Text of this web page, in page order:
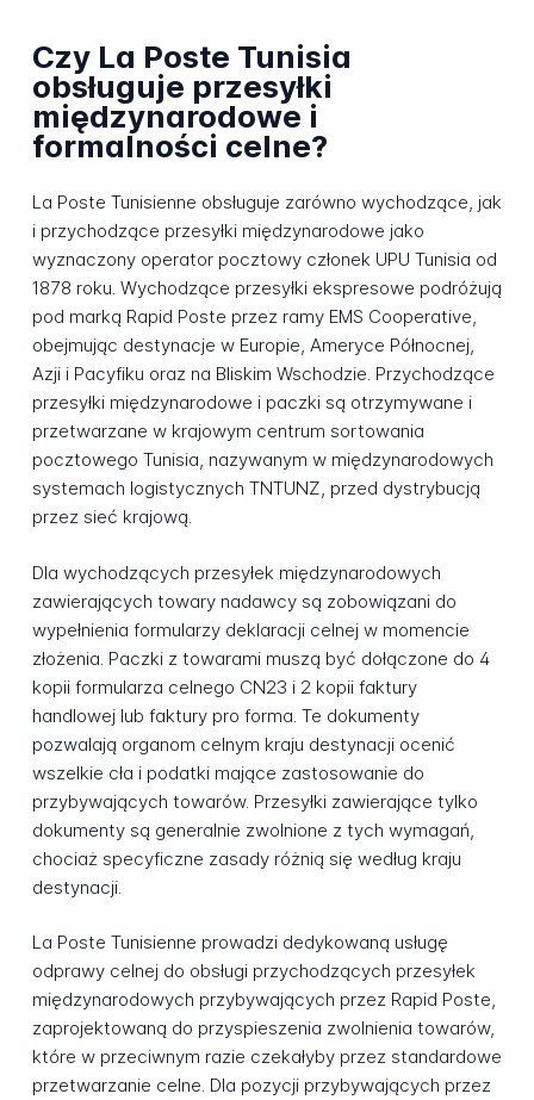
Czy La Poste Tunisia
obsługuje przesyłki
międzynarodowe i
formalności celne?
La Poste Tunisienne obsługuje zarówno wychodzące, jak
i przychodzące przesyłki międzynarodowe jako
wyznaczony operator pocztowy członek UPU Tunisia od
1878 roku. Wychodzące przesyłki ekspresowe podróżują
pod marką Rapid Poste przez ramy EMS Cooperative,
obejmując destynacje w Europie, Ameryce Północnej,
Azji i Pacyfiku oraz na Bliskim Wschodzie. Przychodzące
przesyłki międzynarodowe i paczki są otrzymywane i
przetwarzane w krajowym centrum sortowania
pocztowego Tunisia, nazywanym w międzynarodowych
systemach logistycznych TNTUNZ, przed dystrybucją
przez sieć krajową.
Dla wychodzących przesyłek międzynarodowych
zawierających towary nadawcy są zobowiązani do
wypełnienia formularzy deklaracji celnej w momencie
złożenia. Paczki z towarami muszą być dołączone do 4
kopii formularza celnego CN23 i 2 kopii faktury
handlowej lub faktury pro forma. Te dokumenty
pozwalają organom celnym kraju destynacji ocenić
wszelkie cła i podatki mające zastosowanie do
przybywających towarów. Przesyłki zawierające tylko
dokumenty są generalnie zwolnione z tych wymagań,
chociaż specyficzne zasady różnią się według kraju
destynacji.
La Poste Tunisienne prowadzi dedykowaną usługę
odprawy celnej do obsługi przychodzących przesyłek
międzynarodowych przybywających przez Rapid Poste,
zaprojektowaną do przyspieszenia zwolnienia towarów,
które w przeciwnym razie czekałyby przez standardowe
przetwarzanie celne. Dla pozycji przybywających przez